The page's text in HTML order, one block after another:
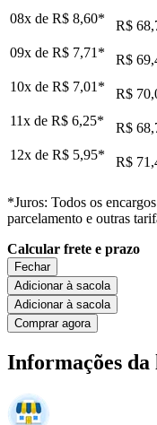
08x de R$ 8,60*
R$
09x de R$ 7,71 *
R$
10x de R$ 7,01 *
R$
11x de R$ 6,25*
R$
12x de R$ 5,95* R$
*Juros: Todos os
parcelamento e outras
Calcular frete e prazo
Fechar
Adicionar à sacola
Adicionar à sacola
Comprar agora
Informações da